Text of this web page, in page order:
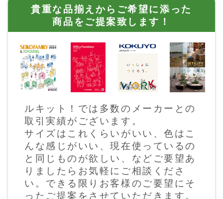
貴重な品揃えからご希望に添った
商品をご提案致します！
ルキット！では多数のメーカーとの
取引実績がございます。
サイズはこれくらいがいい、色はこ
んな感じがいい、現在使っているの
と同じものが欲しい、などご要望あ
りましたらお気軽にご相談くださ
い。できる限りお客様のご要望にそ
ったご提案をさせていただきます。